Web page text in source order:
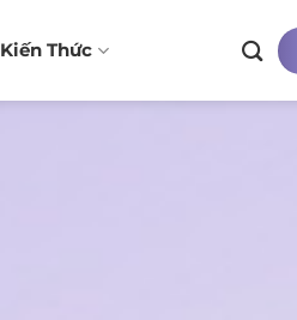
Kiến Thức